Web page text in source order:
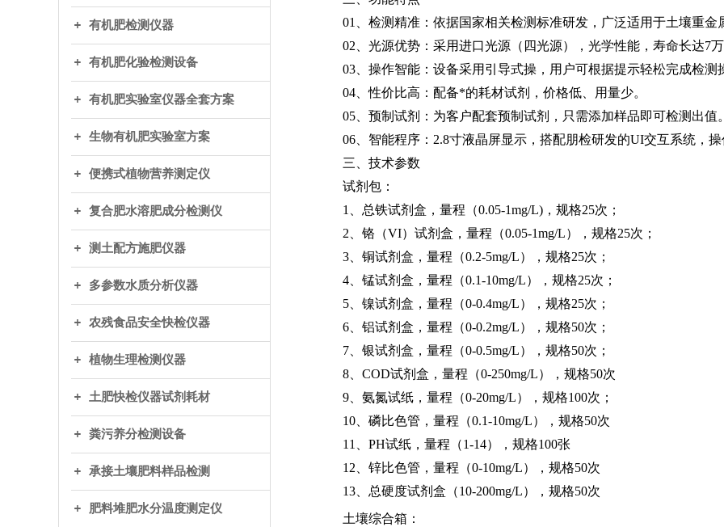
有机肥检测仪器
有机肥化验检测设备
有机肥实验室仪器全套方案
生物有机肥实验室方案
便携式植物营养测定仪
复合肥水溶肥成分检测仪
测土配方施肥仪器
多参数水质分析仪器
农残食品安全快检仪器
植物生理检测仪器
土肥快检仪器试剂耗材
粪污养分检测设备
承接土壤肥料样品检测
肥料堆肥水分温度测定仪
01、检测精准：依据国家相关检测标准研发，广泛适用于土壤重金
02、光源优势：采用进口光源（四光源），光学性能，寿命长达7万
03、操作智能：设备采用引导式操，用户可根据提示轻松完成检测
04、性价比高：配备*的耗材试剂，价格低、用量少。
05、预制试剂：为客户配套预制试剂，只需添加样品即可检测出值。
06、智能程序：2.8寸液晶屏显示，搭配朋检研发的UI交互系统，操
三、 技术参数
试剂包：
1、总铁试剂盒 ，量程 （0.05-1mg/L)，规格25次；
2、铬（VI）试剂盒 ，量程 （0.05-1mg/L），规格25次；
3、铜试剂盒 ，量程 （0.2-5mg/L），规格25次；
4、锰试剂盒 ，量程 （0.1-10mg/L），规格25次；
5、镍试剂盒 ，量程 （0-0.4mg/L），规格25次；
6、铝试剂盒 ，量程 （0-0.2mg/L），规格50次；
7、银试剂盒 ，量程 （0-0.5mg/L），规格50次；
8、COD试剂盒 ，量程 （0-250mg/L），规格50次
9、氨氮试纸 ，量程 （0-20mg/L），规格100次；
10、磷比色管 ，量程 （0.1-10mg/L），规格50次
11、PH试纸 ，量程 （1-14），规格100张
12、锌比色管 ，量程 （0-10mg/L），规格50次
13、总硬度试剂盒（10-200mg/L），规格50次
土壤综合箱：